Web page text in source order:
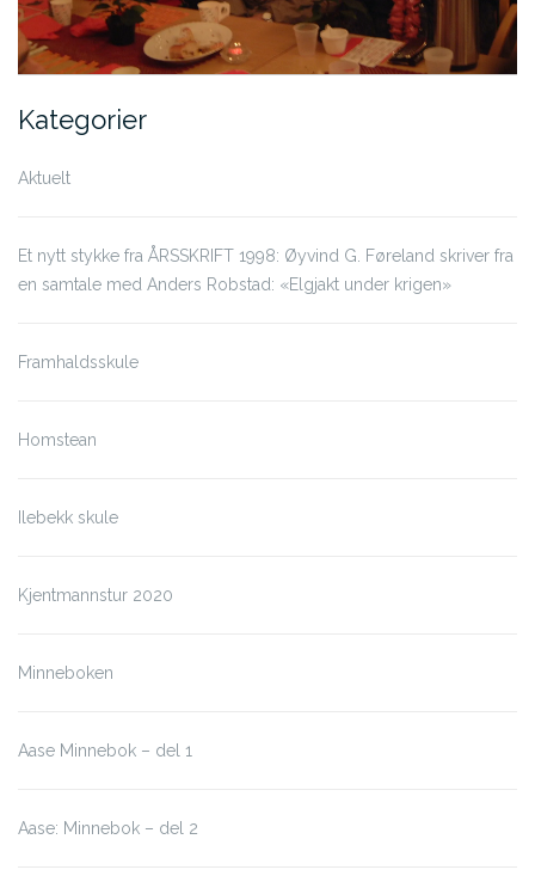
Kategorier
Aktuelt
Et nytt stykke fra ÅRSSKRIFT 1998: Øyvind G. Føreland skriver fra
en samtale med Anders Robstad: «Elgjakt under krigen»
Framhaldsskule
Homstean
Ilebekk skule
Kjentmannstur 2020
Minneboken
Aase Minnebok – del 1
Aase: Minnebok – del 2